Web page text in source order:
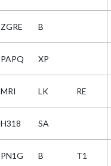
ZGRE B
PAPQ XP
MRI LK RE
H318 SA
PN1G B T1